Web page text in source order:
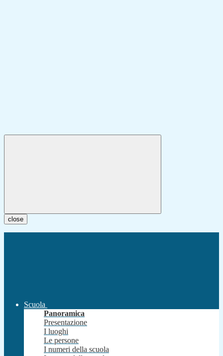
close
Scuola
Panoramica
Presentazione
I luoghi
Le persone
I numeri della scuola